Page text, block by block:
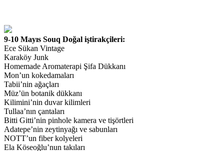
9-10 Mayıs Souq Doğal iştirakçileri:
Ece Sükan Vintage
Karaköy Junk
Homemade Aromaterapi Şifa Dükkanı
Mon’un kokedamaları
Tabii’nin ağaçları
Müz’ün botanik dükkanı
Kilimini’nin duvar kilimleri
Tullaa’nın çantaları
Bitti Gitti’nin pinhole kamera ve tişörtleri
Adatepe’nin zeytinyağı ve sabunları
NOTT’un fiber kolyeleri
Ela Köseoğlu’nun takıları